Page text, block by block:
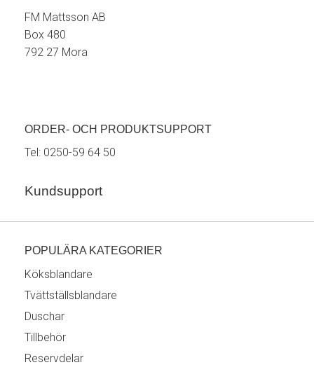
FM Mattsson AB
Box 480
792 27 Mora
ORDER- OCH PRODUKTSUPPORT
Tel: 0250-59 64 50
Kundsupport
POPULÄRA KATEGORIER
Köksblandare
Tvättställsblandare
Duschar
Tillbehör
Reservdelar